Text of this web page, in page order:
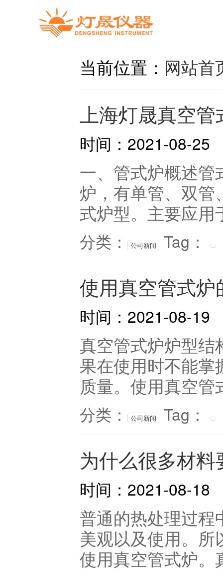
当前位置： 网站首
上海灯晟真空
时间：2021-08-25
一、管式炉概述
炉，有单管、双管
式炉型。主要应
分类： 公司新闻 Tag：
使用真空管式
时间：2021-08-19
真空管式炉炉型结
果在使用时不能
质量。使用真空
分类： 公司新闻 Tag：
为什么很多材
时间：2021-08-18
普通的热处理过程
美观以及使用。
使用真空管式炉